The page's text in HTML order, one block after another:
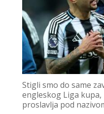
Stigli smo do same
engleskog Liga
proslavlja pod